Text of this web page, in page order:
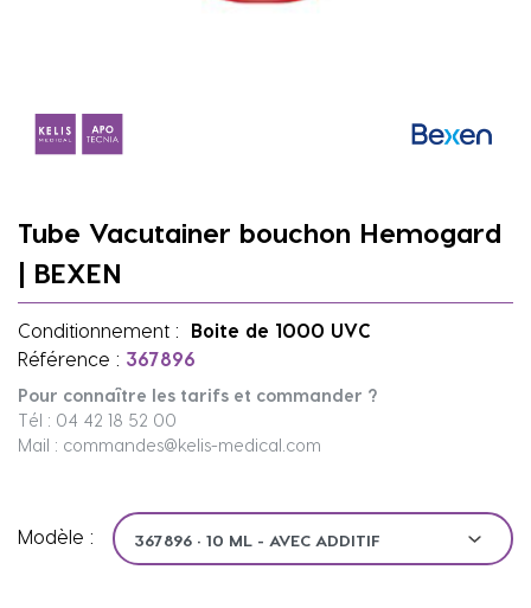
Tube Vacutainer bouchon Hemogard
| BEXEN
Conditionnement :
Boite de 1000 UVC
Référence : 367896
Pour connaître les tarifs et commander ?
Tél : 04 42 18 52 00
Mail : commandes@kelis-medical.com
Modèle :